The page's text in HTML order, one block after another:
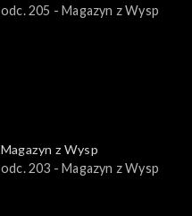
odc. 205 - Magazyn z Wysp
Magazyn z Wysp
odc. 203 - Magazyn z Wysp